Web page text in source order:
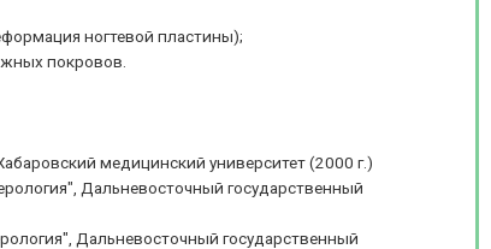
ногтевой пластины);
покровов.
медицинский университет (2000 г.)
Дальневосточный государственный
Дальневосточный государственный